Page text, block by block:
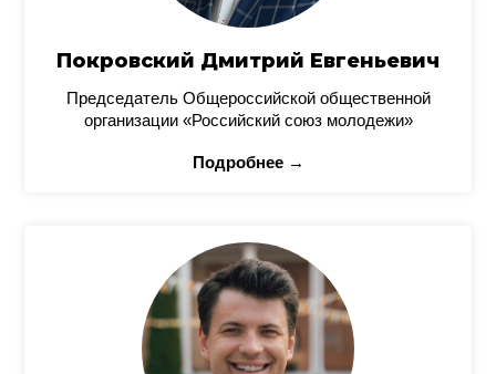
Покровский Дмитрий Евгеньевич
Председатель Общероссийской общественной
организации «Российский союз молодежи»
Подробнее →